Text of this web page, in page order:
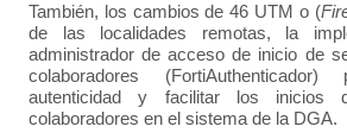
También, los cambios de 46 UTM o (
de las localidades remotas, la
administrador de acceso de inicio de
colaboradores
autenticidad y facilitar los inicios
colaboradores en el sistema de la DGA.